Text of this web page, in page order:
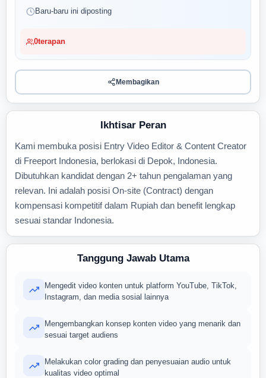
Baru-baru ini diposting
0terapan
Membagikan
Ikhtisar Peran
Kami membuka posisi Entry Video Editor & Content Creator
di Freeport Indonesia, berlokasi di Depok, Indonesia.
Dibutuhkan kandidat dengan 2+ tahun pengalaman yang
relevan. Ini adalah posisi On-site (Contract) dengan
kompensasi kompetitif dalam Rupiah dan benefit lengkap
sesuai standar Indonesia.
Tanggung Jawab Utama
Mengedit video konten untuk platform YouTube, TikTok,
Instagram, dan media sosial lainnya
Mengembangkan konsep konten video yang menarik dan
sesuai target audiens
Melakukan color grading dan penyesuaian audio untuk
kualitas video optimal